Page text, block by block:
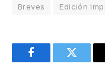
Breves Edición
FacebookTwitter